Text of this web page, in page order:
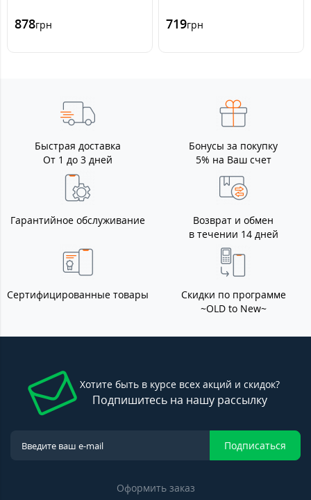
878грн 719грн
Быстрая доставка
От 1 до 3 дней
Бонусы за покупку
5% на Ваш счет
Гарантийное обслуживание
Возврат и обмен
в течении 14 дней
Сертифицированные товары
Скидки по программе
~OLD to New~
Хотите быть в курсе всех акций и скидок?
Подпишитесь на нашу рассылку
Подписаться
Оформить заказ